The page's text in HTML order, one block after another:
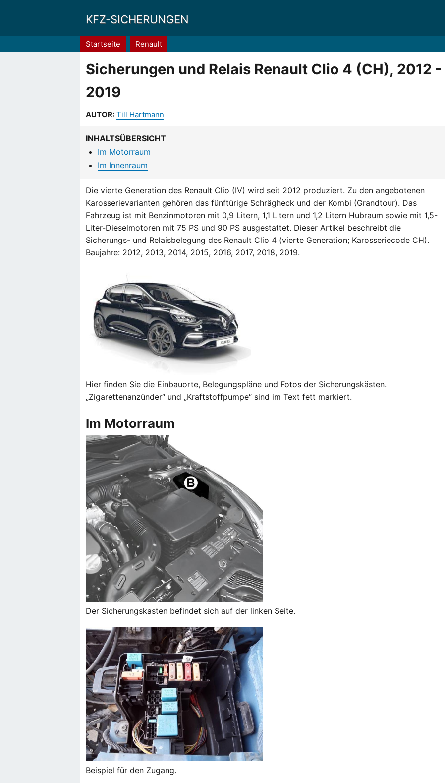
KFZ-SICHERUNGEN
Pfadnavigation
Startseite Renault
Sicherungen und Relais Renault Clio 4 (CH), 2012 -
2019
AUTOR: Till Hartmann
INHALTSÜBERSICHT
Im Motorraum
Im Innenraum
Die vierte Generation des Renault Clio (IV) wird seit 2012 produziert. Zu den angebotenen
Karosserievarianten gehören das fünftürige Schrägheck und der Kombi (Grandtour). Das
Fahrzeug ist mit Benzinmotoren mit 0,9 Litern, 1,1 Litern und 1,2 Litern Hubraum sowie mit 1,5-
Liter-Dieselmotoren mit 75 PS und 90 PS ausgestattet. Dieser Artikel beschreibt die
Sicherungs- und Relaisbelegung des Renault Clio 4 (vierte Generation; Karosseriecode CH).
Baujahre: 2012, 2013, 2014, 2015, 2016, 2017, 2018, 2019.
Hier finden Sie die Einbauorte, Belegungspläne und Fotos der Sicherungskästen.
„Zigarettenanzünder“ und „Kraftstoffpumpe“ sind im Text fett markiert.
Im Motorraum
Der Sicherungskasten befindet sich auf der linken Seite.
Beispiel für den Zugang.